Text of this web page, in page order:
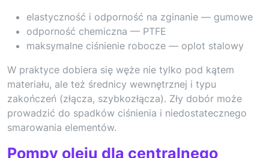
elastyczność i odporność na zginanie — gumowe
odporność chemiczna — PTFE
maksymalne ciśnienie robocze — oplot stalowy
W praktyce dobiera się węże nie tylko pod kątem
materiału, ale też średnicy wewnętrznej i typu
zakończeń (złącza, szybkozłącza). Zły dobór może
prowadzić do spadków ciśnienia i niedostatecznego
smarowania elementów.
Pompy oleju dla centralnego